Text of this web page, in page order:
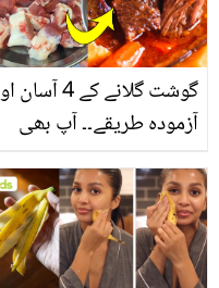
گوشت گلانے کے 4
آزمودہ طریقے۔۔ آپ بھی
بتائے راز